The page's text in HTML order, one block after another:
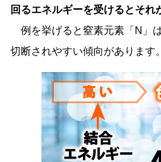
回るエネルギーを受けるとそれ
例を挙げると窒素元素「N」
切断されやすい傾向があります。